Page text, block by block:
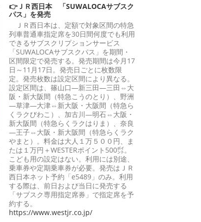
👉ＪＲ西日本 「SUWALOCAサブスク
パス」を発売
ＪＲ西日本は、定額で対象区間の特急
列車普通車指定席を30日間何度でも利用
できるサブスクリプションサービス
「SUWALOCAサブスクパス」を期間・
区間限定で発売する。発売期間は今月17
日～11月17日。発売日ごとに枚数限
定。発売枚数は設定区間により異なる。
設定区間は、篠山口―新三田―三田⇔大
阪・新大阪間（特急こうのとり）、野洲
―草津―大津⇔新大阪・大阪間（特急ら
くラクびわこ）、加古川―明石⇔大阪・
新大阪間（特急らくラクはりま）、奈良
―王子⇔大阪・新大阪間（特急らくラク
やまと）。料金は大人１万５００円、ま
たは１万円＋WESTERポイント500㌽。
こども用の設定はない。利用には別途、
乗車券や定期乗車券が必要。発売はＪＲ
西日本ネット予約「e5489」のみ。利用
する際は、前日および当日に発売する
「サブスク専用指定席券」で指定席を予
約する。
https://www.westjr.co.jp/